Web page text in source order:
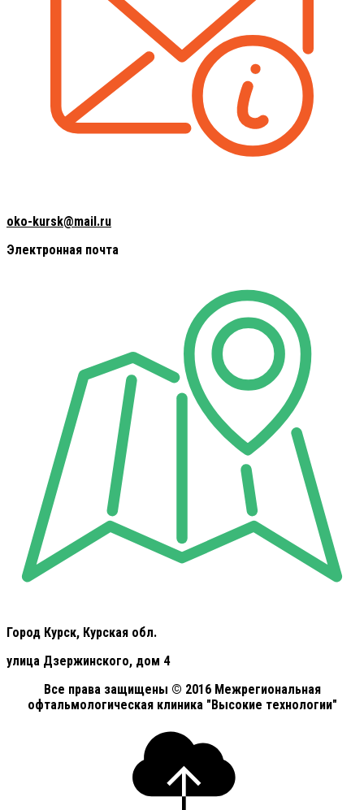
oko-kursk@mail.ru
Электронная почта
Город Курск, Курская обл.
улица Дзержинского, дом 4
Все права защищены © 2016 Межрегиональная
офтальмологическая клиника "Высокие технологии"